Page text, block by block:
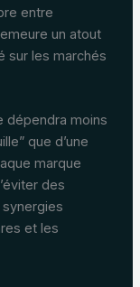
entre
un atout
sur les marchés
dépendra moins
que d’une
marque
des
et les